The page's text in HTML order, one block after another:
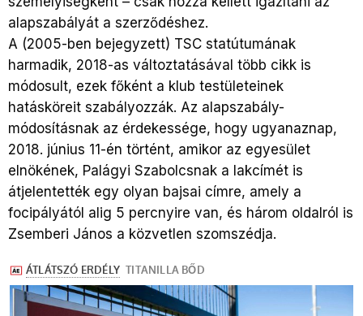
alapszabályát a szerződéshez.
A (2005-ben bejegyzett) TSC statútumának
harmadik, 2018-as változtatásával több cikk is
módosult, ezek főként a klub testületeinek
hatásköreit szabályozzák. Az alapszabály-
módosításnak az érdekessége, hogy ugyanaznap,
2018. június 11-én történt, amikor az egyesület
elnökének, Palágyi Szabolcsnak a lakcímét is
átjelentették egy olyan bajsai címre, amely a
focipályától alig 5 percnyire van, és három oldalról is
Zsemberi János a közvetlen szomszédja.